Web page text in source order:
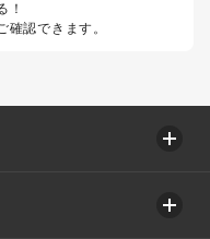
！
確認できます。